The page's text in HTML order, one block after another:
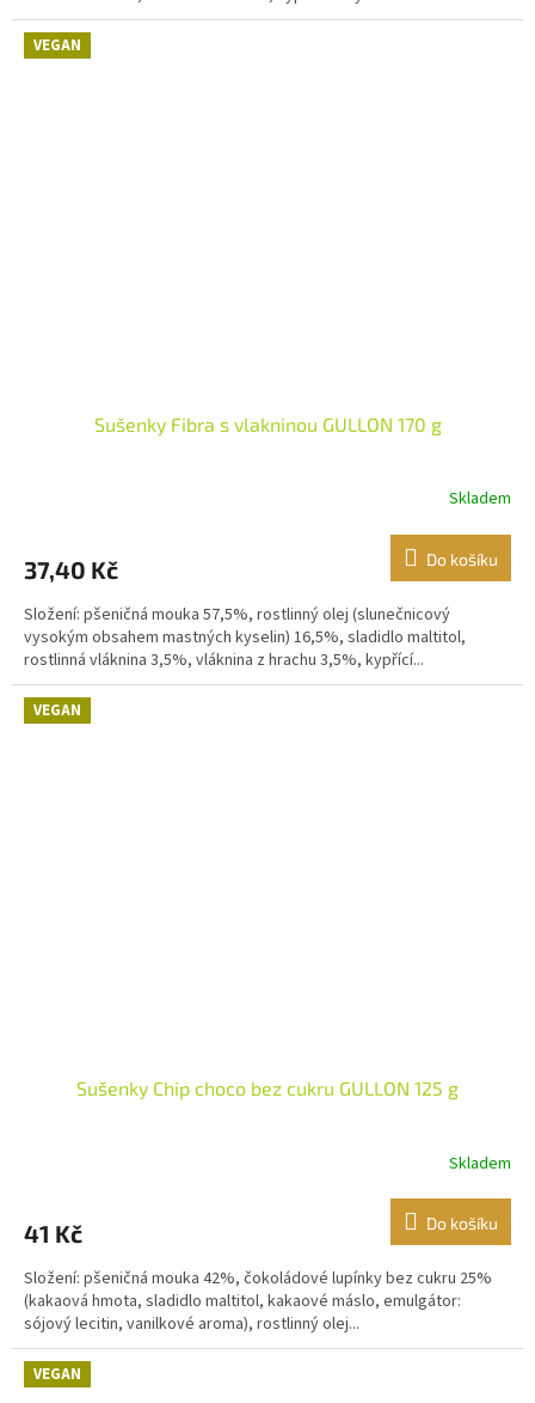
VEGAN
Sušenky Fibra s vlakninou GULLON 170 g
Skladem
37,40 Kč Do košíku
Složení: pšeničná mouka 57,5%, rostlinný olej (slunečnicový
vysokým obsahem mastných kyselin) 16,5%, sladidlo maltitol,
rostlinná vláknina 3,5%, vláknina z hrachu 3,5%, kypřící...
VEGAN
Sušenky Chip choco bez cukru GULLON 125 g
Skladem
41 Kč Do košíku
Složení: pšeničná mouka 42%, čokoládové lupínky bez cukru 25%
(kakaová hmota, sladidlo maltitol, kakaové máslo, emulgátor:
sójový lecitin, vanilkové aroma), rostlinný olej...
VEGAN